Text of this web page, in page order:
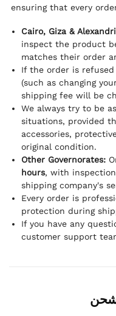
ensuring that every
Cairo, Giza &
inspect the product
matches their order
If the order is
(such as changing
shipping fee will be
We always try to be
situations, provided
accessories,
original condition.
Other Governorates:
hours, with
shipping company's
Every order is
protection during
If you have any
customer support